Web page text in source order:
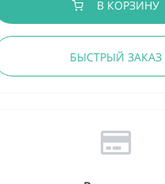
В КОРЗИНУ
БЫСТРЫЙ ЗАКАЗ